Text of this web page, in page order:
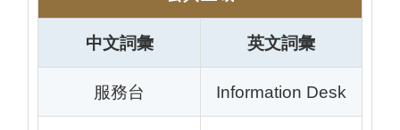
中文詞彙 英文詞彙
服務台 Information Desk